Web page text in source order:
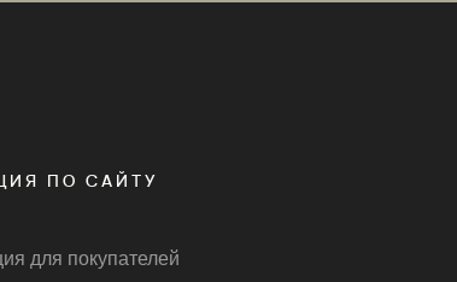
ПО САЙТУ
для покупателей